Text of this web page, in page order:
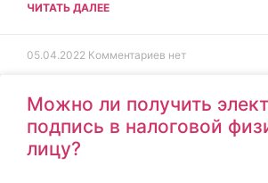
ЧИТАТЬ ДАЛЕЕ
05.04.2022 Комментариев нет
Можно ли получить
подпись в налоговой
лицу?